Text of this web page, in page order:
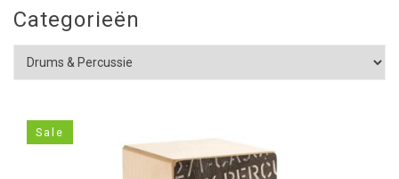
Categorieën
Sale